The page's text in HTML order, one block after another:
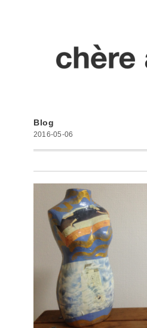
Blog
2016-05-06